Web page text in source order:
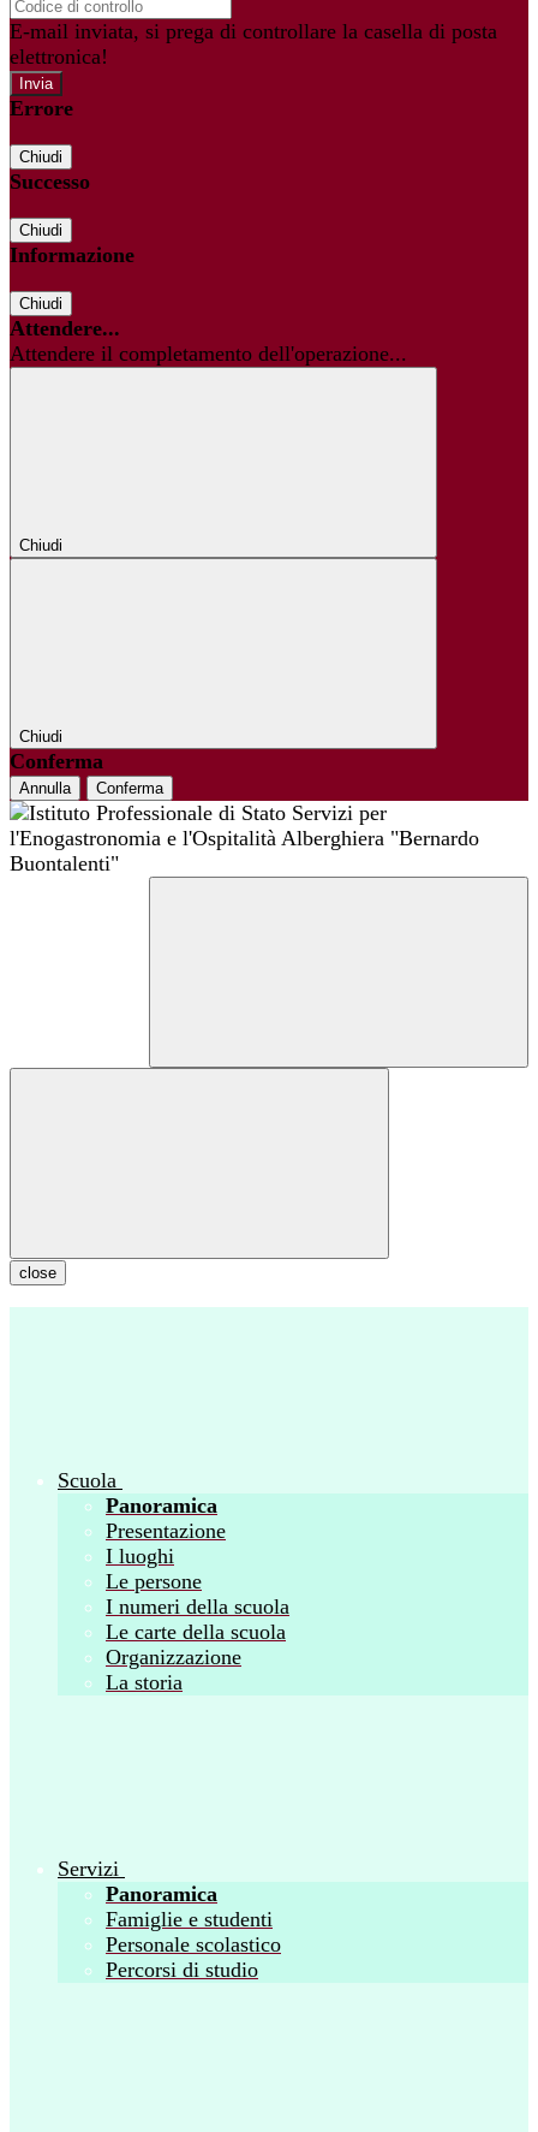
E-mail inviata, si prega di controllare la casella di posta
elettronica!
Errore
Chiudi
Successo
Chiudi
Informazione
Chiudi
Attendere...
Attendere il completamento dell'operazione...
Chiudi
Chiudi
Conferma
Annulla Conferma
close
Scuola
Panoramica
Presentazione
I luoghi
Le persone
I numeri della scuola
Le carte della scuola
Organizzazione
La storia
Servizi
Panoramica
Famiglie e studenti
Personale scolastico
Percorsi di studio